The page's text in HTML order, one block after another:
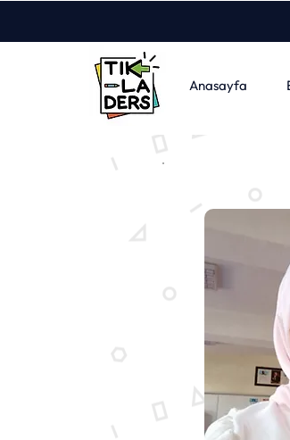
Anasayfa